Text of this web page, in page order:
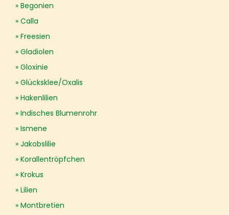
Begonien
Calla
Freesien
Gladiolen
Gloxinie
Glücksklee/Oxalis
Hakenlilien
Indisches Blumenrohr
Ismene
Jakobslilie
Korallentröpfchen
Krokus
Lilien
Montbretien